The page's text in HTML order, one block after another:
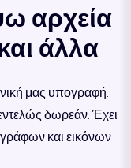
αρχεία
άλλα
μας υπογραφή.
δωρεάν. Έχει
και εικόνων